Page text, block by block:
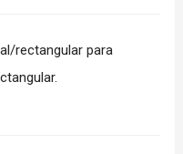
rectangular para